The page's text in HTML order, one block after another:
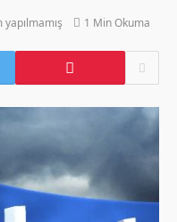
yapılmamış 1 Min Okuma